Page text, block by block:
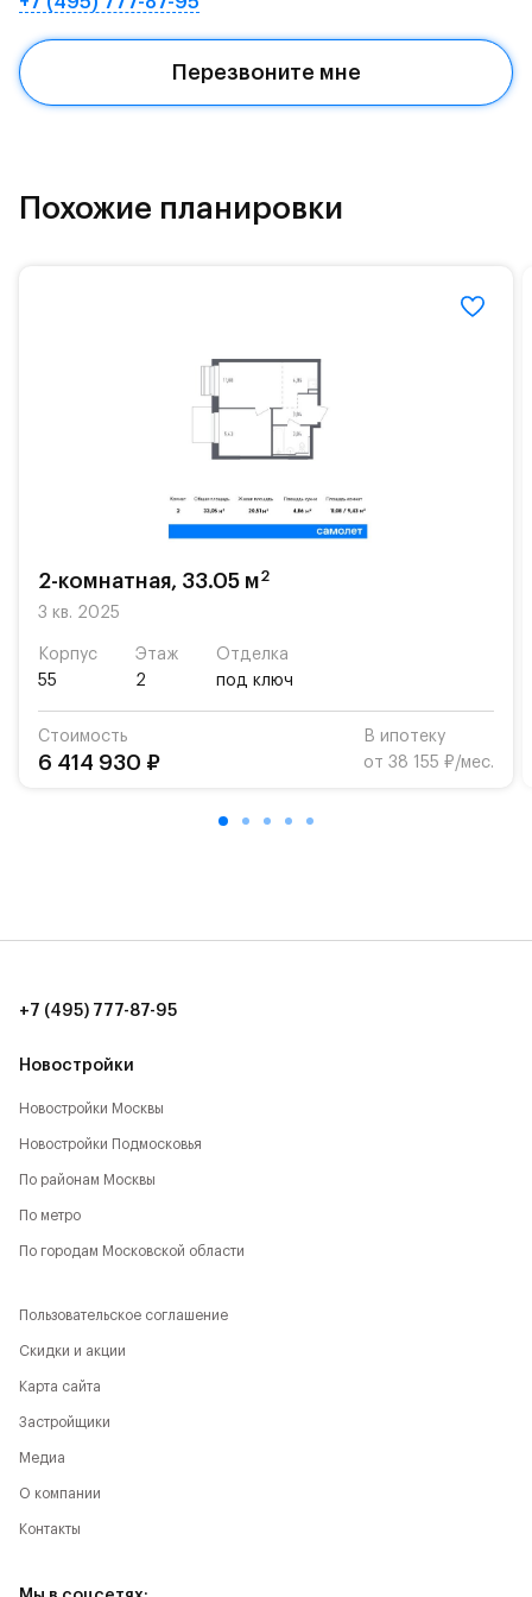
Красногорское и Рублево-Успенское шоссе.
Поблизости расположено новое наземное метро
МЦД «Одинцово».
Территория леса доступна для пеших и
Расположение позволяет вести здоровый образ
жизни и регулярно заниматься спортом, как на
свежем воздухе, так и в спортзале. Для комфортной
жизни есть вся необходимая инфраструктура.
На территории квартала возведут детский сад и
школу. Также для наиболее одарённых детей есть
«Жуковка».
парковки.
Территория квартала приватная, въезд
осуществляется по пропускам.#yan19-2r1521203#
Перезвоните мне
Похожие планировки
2-комнатная, 33.05 м2
3 кв. 2025
Корпус
55
Этаж
2
Отделка
под ключ
Стоимость
6 414 930 ₽
В ипотеку
от 38 155 ₽/мес.
Новостройки
Новостройки Москвы
Новостройки Подмосковья
По районам Москвы
По метро
По городам Московской области
+7 (495) 777-87-95
Пользовательское соглашение
Скидки и акции
Карта сайта
Застройщики
Медиа
О компании
Контакты